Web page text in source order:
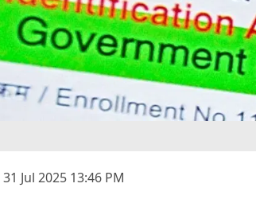
31 Jul 2025 13:46 PM